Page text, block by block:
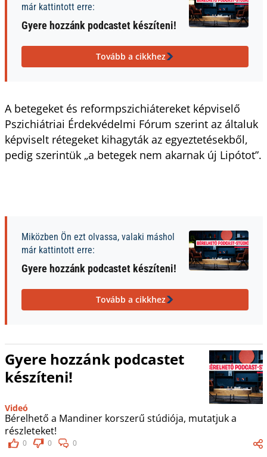
már kattintott erre:
Gyere hozzánk podcastet készíteni!
Tovább a cikkhez
A betegeket és reformpszichiátereket képviselő
Pszichiátriai Érdekvédelmi Fórum szerint az általuk
képviselt rétegeket kihagyták az egyeztetésekből,
pedig szerintük „a betegek nem akarnak új Lipótot”.
Miközben Ön ezt olvassa, valaki máshol
már kattintott erre:
Gyere hozzánk podcastet készíteni!
Tovább a cikkhez
Gyere hozzánk podcastet
készíteni!
Videó
Bérelhető a Mandiner korszerű stúdiója, mutatjuk a
részleteket!
0 0 0